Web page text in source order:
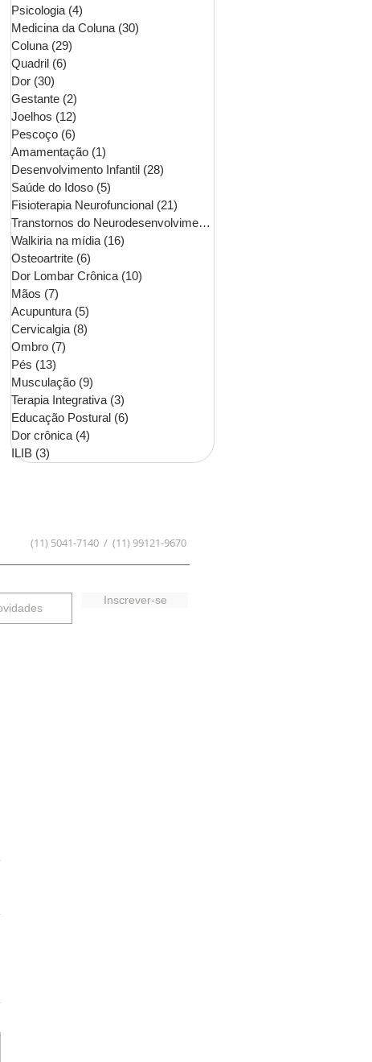
Psicologia (4)
Medicina da Coluna (30)
Coluna (29)
Quadril (6)
Dor (30)
Gestante (2)
Joelhos (12)
Pescoço (6)
Amamentação (1)
Desenvolvimento Infantil (28)
Saúde do Idoso (5)
Fisioterapia Neurofuncional (21)
Transtornos do Neurodesenvolvimento
Walkiria na mídia (16)
Osteoartrite (6)
Dor Lombar Crônica (10)
Mãos (7)
Acupuntura (5)
Cervicalgia (8)
Ombro (7)
Pés (13)
Musculação (9)
Terapia Integrativa (3)
Educação Postural (6)
Dor crônica (4)
ILIB (3)
(11) 5041-7140 / (11) 99121-9670
Inscrever-se